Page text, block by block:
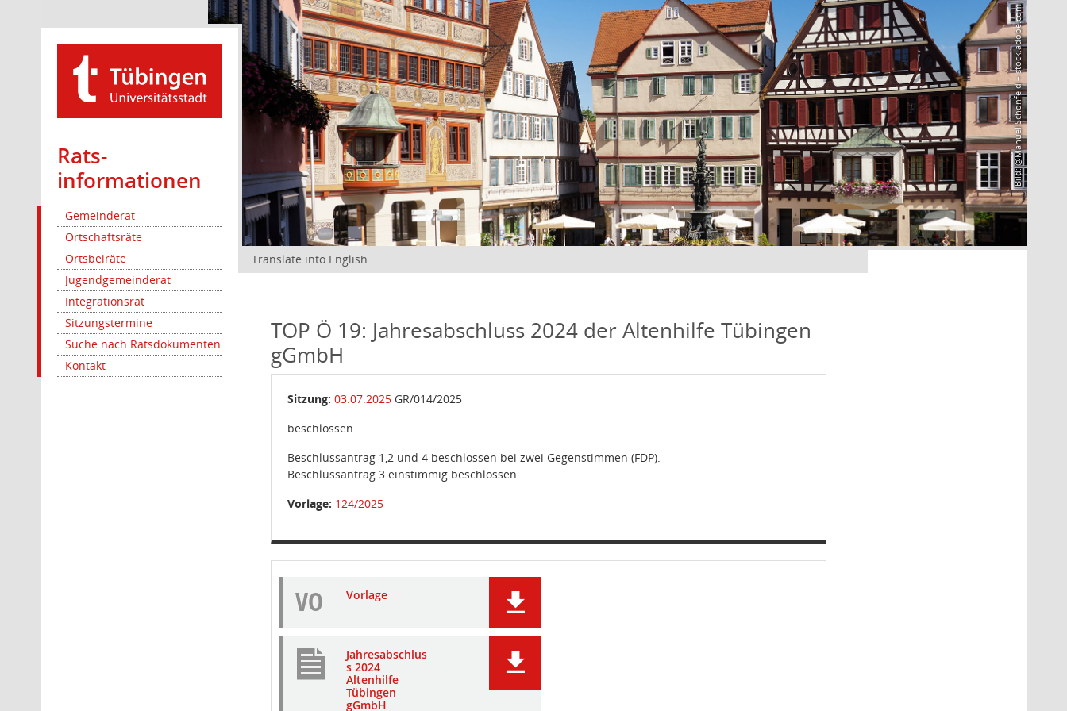
Rats­
informationen
Gemeinderat
Ortschaftsräte
Ortsbeiräte
Jugendgemeinderat
Integrationsrat
Sitzungstermine
Suche nach Ratsdokumenten
Kontakt
Bild: @Manuel Schönfeld – stock.adobe.com
Translate into English
TOP Ö 19: Jahresabschluss 2024 der Altenhilfe Tübingen
gGmbH
Sitzung: 03.07.2025 GR/014/2025
beschlossen
Beschlussantrag 1,2 und 4 beschlossen bei zwei Gegenstimmen (FDP).
Beschlussantrag 3 einstimmig beschlossen.
Vorlage: 124/2025
VO Vorlage
Jahresabschlus
s 2024
Altenhilfe
Tübingen
gGmbH